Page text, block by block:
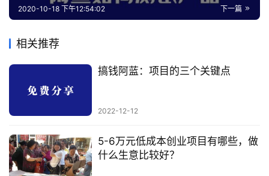
下一篇
2020-10-18 下午12:54:02
相关推荐
搞钱阿蓝：项目的三个关键点
2022-12-12
5-6万元低成本创业项目有哪些，做
什么生意比较好？